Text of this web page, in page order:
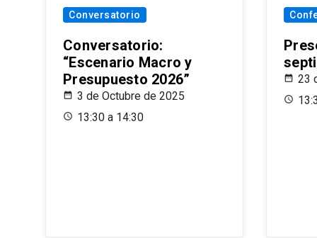
Conversatorio
Conversatorio:
“Escenario Macro y
Presupuesto 2026”
3 de Octubre de 2025
13:30 a 14:30
23